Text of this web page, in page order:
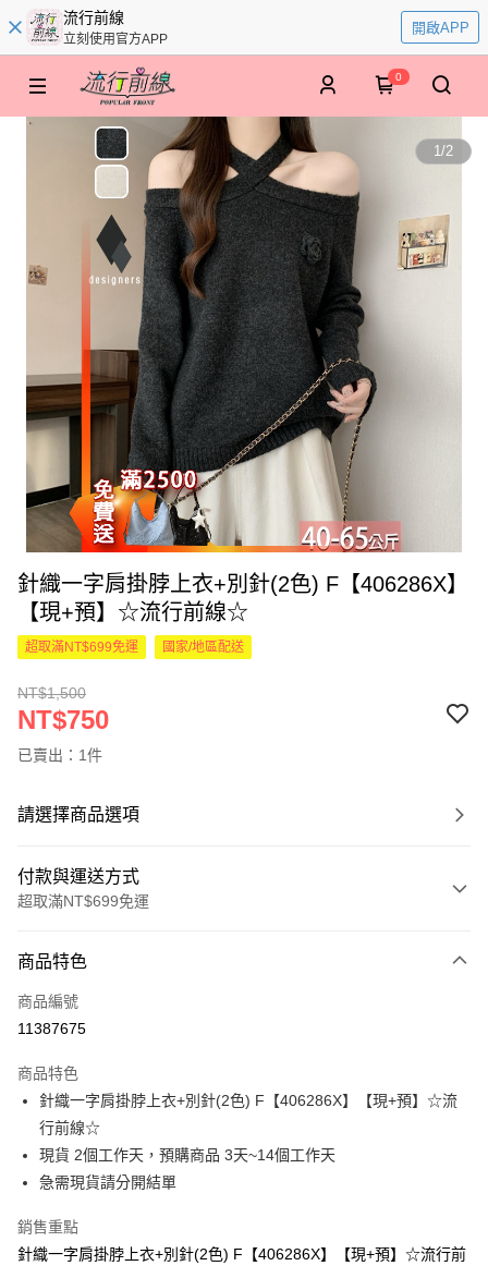
流行前線
立刻使用官方APP
開啟APP
0
1/2
針織一字肩掛脖上衣+別針(2色) F【406286X】
【現+預】☆流行前線☆
超取滿NT$699免運 國家/地區配送
NT$1,500
NT$750
已賣出：1件
請選擇商品選項
付款與運送方式
超取滿NT$699免運
信用卡一次付款
超商取貨付款
Apple Pay
街口支付
悠遊付
Google Pay
全支付
商品特色
商品編號
11387675
商品特色
針織一字肩掛脖上衣+別針(2色) F【406286X】【現+預】☆流
行前線☆
現貨 2個工作天，預購商品 3天~14個工作天
急需現貨請分開結單
銷售重點
針織一字肩掛脖上衣+別針(2色) F【406286X】【現+預】☆流行前